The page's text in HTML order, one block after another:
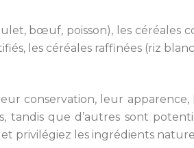
bœuf, poisson), les céréales
les céréales raffinées (riz
conservation, leur
tandis que d’autres sont
privilégiez les ingrédients